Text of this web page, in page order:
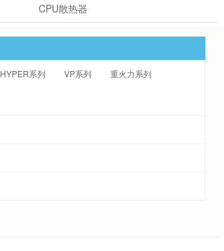
CPU散热器
HYPER系列 VP系列 重火力系列